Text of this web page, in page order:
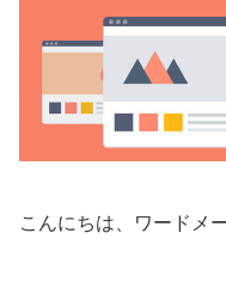
こんにちは、ワードメ